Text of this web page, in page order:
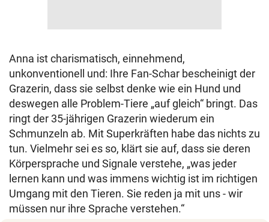
Anna ist charismatisch, einnehmend,
unkonventionell und: Ihre Fan-Schar bescheinigt der
Grazerin, dass sie selbst denke wie ein Hund und
deswegen alle Problem-Tiere „auf gleich“ bringt. Das
ringt der 35-jährigen Grazerin wiederum ein
Schmunzeln ab. Mit Superkräften habe das nichts zu
tun. Vielmehr sei es so, klärt sie auf, dass sie deren
Körpersprache und Signale verstehe, „was jeder
lernen kann und was immens wichtig ist im richtigen
Umgang mit den Tieren. Sie reden ja mit uns - wir
müssen nur ihre Sprache verstehen.“